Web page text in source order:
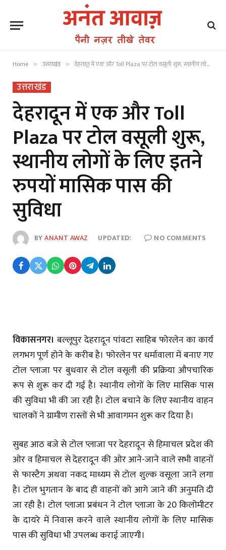
Home » उत्तराखंड » देहरादून में एक और Toll Plaza पर टोल वसूली शुरू, स्थानीय लोगों के लिए इतने रुपयों मासिक पास की सुविधा
उत्तराखंड
देहरादून में एक और Toll
Plaza पर टोल वसूली शुरू,
स्थानीय लोगों के लिए इतने
रुपयों मासिक पास की
सुविधा
BYANANT AWAZ UPDATED: NO COMMENTS
विकासनगर। बल्लूपुर देहरादून पांवटा साहिब फोरलेन का कार्य
लगभग पूर्ण होने के करीब है। फोरलेन पर धर्मावाला में बनाए गए
टोल प्लाजा पर बुधवार से टोल वसूली की प्रक्रिया औपचारिक
रूप से शुरू कर दी गई है। स्थानीय लोगों के लिए मासिक पास
की सुविधा भी की जा रही है। टोल बचाने के लिए स्थानीय वाहन
चालकों ने ग्रामीण रास्तों से भी आवागमन शुरू कर दिया है।
सुबह आठ बजे से टोल प्लाजा पर देहरादून से हिमाचल प्रदेश की
ओर व हिमाचल से देहरादून की ओर आने-जाने वाले सभी वाहनों
से फास्टैग अथवा नकद माध्यम से टोल शुल्क वसूला जाने लगा
है। टोल भुगतान के बाद ही वाहनों को आगे जाने की अनुमति दी
जा रही है। टोल प्लाजा प्रबंधन ने टोल प्लाजा के 20 किलोमीटर
के दायरे में निवास करने वाले स्थानीय लोगों के लिए मासिक
पास की सुविधा भी उपलब्ध कराई जाएगी।